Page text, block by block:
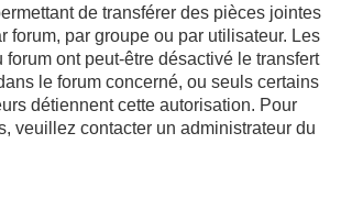
de transférer des pièces jointes
forum, par groupe ou par utilisateur. Les
forum ont peut-être désactivé le transfert
le forum concerné, ou seuls certains
détiennent cette autorisation. Pour
veuillez contacter un administrateur du